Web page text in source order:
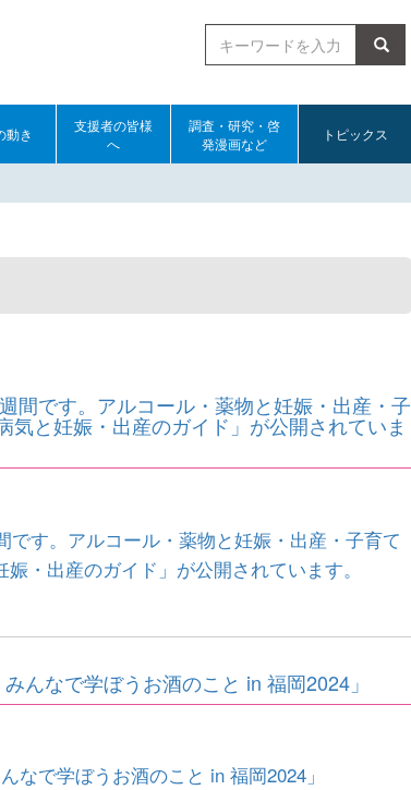
検索
動き
支援者の皆様
へ
調査・研究・啓
発漫画など
トピックス
間です。アルコール・薬物と妊娠・出産・子
と妊娠・出産のガイド」が公開されていま
す。アルコール・薬物と妊娠・出産・子育て
・出産のガイド」が公開されています。
んなで学ぼうお酒のこと in 福岡2024」
なで学ぼうお酒のこと in 福岡2024」